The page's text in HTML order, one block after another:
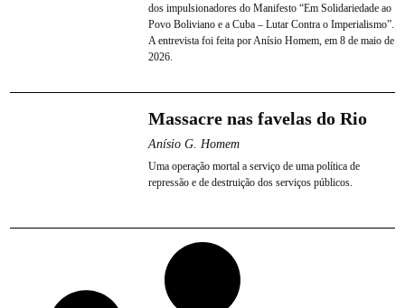
dos impulsionadores do Manifesto “Em Solidariedade ao
Povo Boliviano e a Cuba – Lutar Contra o Imperialismo”.
A entrevista foi feita por Anísio Homem, em 8 de maio de
2026.
Massacre nas favelas do Rio
Anísio G. Homem
Uma operação mortal a serviço de uma política de
repressão e de destruição dos serviços públicos.